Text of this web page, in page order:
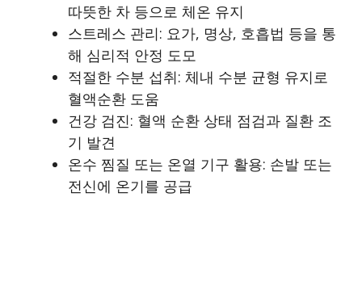
따뜻한 차 등으로 체온 유지
스트레스 관리: 요가, 명상, 호흡법 등을 통
해 심리적 안정 도모
적절한 수분 섭취: 체내 수분 균형 유지로
혈액순환 도움
건강 검진: 혈액 순환 상태 점검과 질환 조
기 발견
온수 찜질 또는 온열 기구 활용: 손발 또는
전신에 온기를 공급